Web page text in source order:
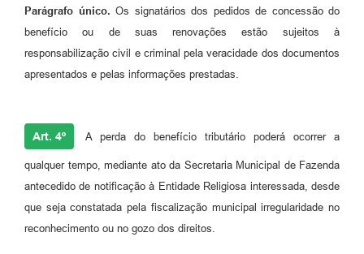
Parágrafo único. Os signatários dos pedidos de concessão do
benefício ou de suas renovações estão sujeitos à
responsabilização civil e criminal pela veracidade dos documentos
apresentados e pelas informações prestadas.
Art. 4º A perda do benefício tributário poderá ocorrer a
qualquer tempo, mediante ato da Secretaria Municipal de Fazenda
antecedido de notificação à Entidade Religiosa interessada, desde
que seja constatada pela fiscalização municipal irregularidade no
reconhecimento ou no gozo dos direitos.